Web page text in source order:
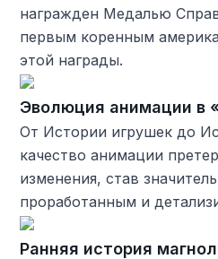
награжден Медалью
первым коренным
этой награды.
Эволюция анимации в
От Истории игрушек до
качество анимации
изменения, став
проработанным и
Ранняя история